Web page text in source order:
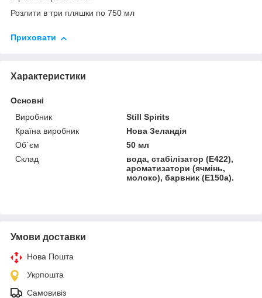
Розлити в три пляшки по 750 мл
Приховати
Характеристики
Основні
Виробник
Still Spirits
Країна виробник
Нова Зеландія
Об`єм
50 мл
Склад
вода, стабілізатор (Е422),
ароматизатори (ячмінь,
молоко), барвник (Е150а).
Умови доставки
Нова Пошта
Укрпошта
Самовивіз